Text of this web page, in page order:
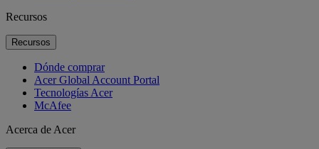
Recursos
Recursos
Dónde comprar
Acer Global Account Portal
Tecnologías Acer
McAfee
Acerca de Acer